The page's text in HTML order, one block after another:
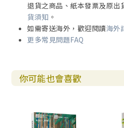
退貨之商品、紙本發票及原出
貨須知 。
如需寄送海外，歡迎閱讀海外
更多常見問題FAQ
你可能也會喜歡